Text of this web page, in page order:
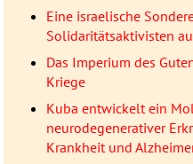
Eine israelische
Solidaritätsaktivisten
Das Imperium des
Kriege
Kuba entwickelt ein
neurodegenerativer
Krankheit und